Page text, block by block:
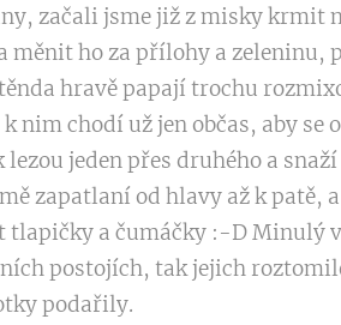
začali jsme již z misky krmit
ho za přílohy a zeleninu,
hravě papají trochu
nim chodí už jen občas, aby
jeden přes druhého a
zapatlaní od hlavy až k patě,
a čumáčky :-D Minulý
postojích, tak jejich
podařily.